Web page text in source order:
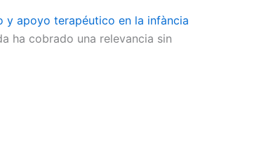
apoyo terapéutico en la infància
ha cobrado una relevancia sin